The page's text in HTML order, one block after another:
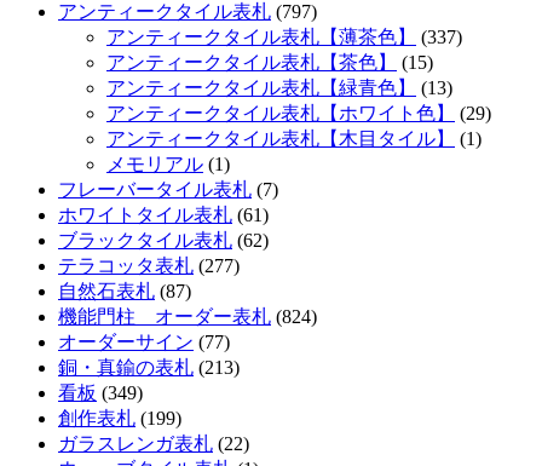
アンティークタイル表札 (797)
アンティークタイル表札【薄茶色】
(337)
アンティークタイル表札【茶色】
(15)
アンティークタイル表札【緑青色】
(13)
アンティークタイル表札【ホワイト色】
(29)
アンティークタイル表札【木目タイル】
(1)
メモリアル (1)
フレーバータイル表札 (7)
ホワイトタイル表札 (61)
ブラックタイル表札 (62)
テラコッタ表札 (277)
自然石表札 (87)
機能門柱 オーダー表札 (824)
オーダーサイン (77)
銅・真鍮の表札 (213)
看板 (349)
創作表札 (199)
ガラスレンガ表札 (22)